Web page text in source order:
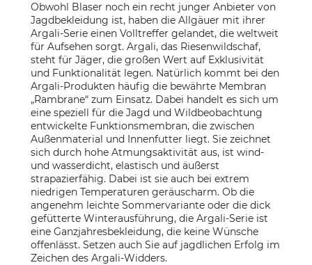
Obwohl Blaser noch ein recht junger Anbieter von
Jagdbekleidung ist, haben die Allgäuer mit ihrer
Argali-Serie einen Volltreffer gelandet, die weltweit
für Aufsehen sorgt. Argali, das Riesenwildschaf,
steht für Jäger, die großen Wert auf Exklusivität
und Funktionalität legen. Natürlich kommt bei den
Argali-Produkten häufig die bewährte Membran
„Rambrane“ zum Einsatz. Dabei handelt es sich um
eine speziell für die Jagd und Wildbeobachtung
entwickelte Funktionsmembran, die zwischen
Außenmaterial und Innenfutter liegt. Sie zeichnet
sich durch hohe Atmungsaktivität aus, ist wind-
und wasserdicht, elastisch und äußerst
strapazierfähig. Dabei ist sie auch bei extrem
niedrigen Temperaturen geräuscharm. Ob die
angenehm leichte Sommervariante oder die dick
gefütterte Winterausführung, die Argali-Serie ist
eine Ganzjahresbekleidung, die keine Wünsche
offenlässt. Setzen auch Sie auf jagdlichen Erfolg im
Zeichen des Argali-Widders.